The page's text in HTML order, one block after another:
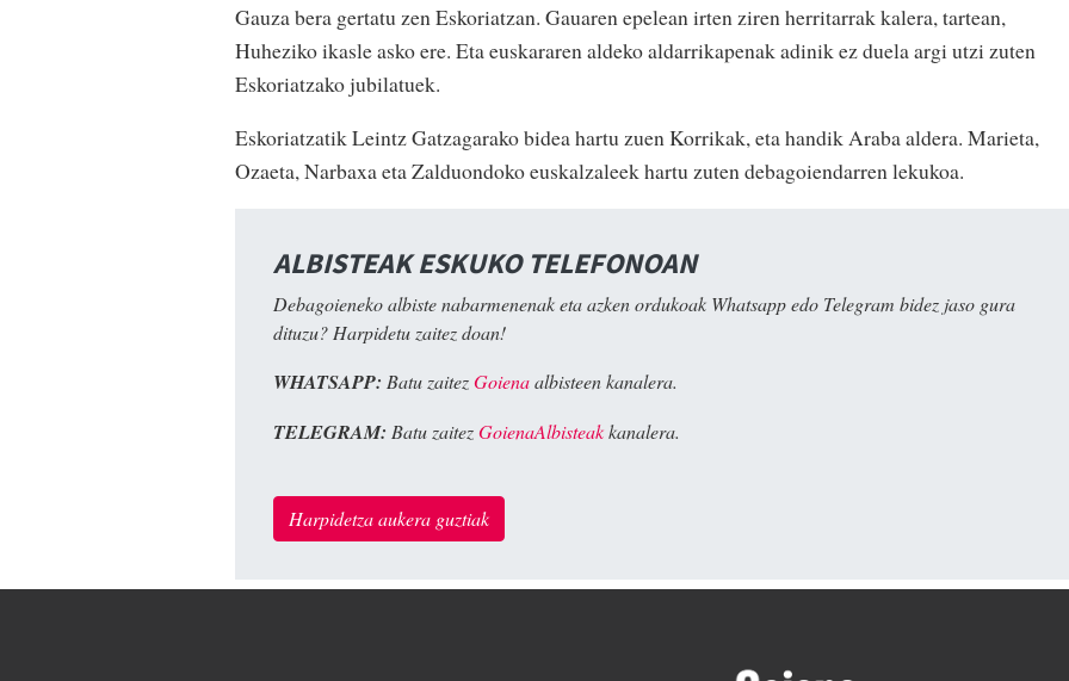
Gauza bera gertatu zen Eskoriatzan. Gauaren epelean irten ziren herritarrak kalera, tartean,
Huheziko ikasle asko ere. Eta euskararen aldeko aldarrikapenak adinik ez duela argi utzi zuten
Eskoriatzako jubilatuek.
Eskoriatzatik Leintz Gatzagarako bidea hartu zuen Korrikak, eta handik Araba aldera. Marieta,
Ozaeta, Narbaxa eta Zalduondoko euskalzaleek hartu zuten debagoiendarren lekukoa.
ALBISTEAK ESKUKO TELEFONOAN
Debagoieneko albiste nabarmenenak eta azken ordukoak Whatsapp edo Telegram bidez jaso gura
dituzu? Harpidetu zaitez doan!
WHATSAPP: Batu zaitezGoienaalbisteen kanalera.
TELEGRAM: Batu zaitezGoienaAlbisteakkanalera.
Harpidetza aukera guztiak